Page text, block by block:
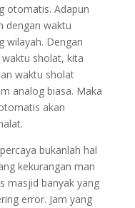
otomatis. Adapun
dengan waktu
wilayah. Dengan
sholat, kita
waktu sholat
analog biasa. Maka
akan
bukanlah hal
kekurangan man
masjid banyak yang
error. Jam yang